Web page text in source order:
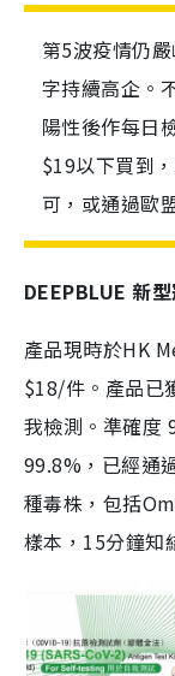
第5波疫情仍
字持續高企。
陽性後作每日
$19以下買到
可，或通過歐
DEEPBLUE 新
產品現時於HK
$18/件。產品已
我檢測。準確度
99.8%，已經通
種毒株，包括
樣本，15分鐘知